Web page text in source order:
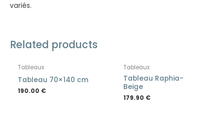
variés.
Related products
Tableaux
Tableau 70×140 cm
190.00 €
Tableaux
Tableau Raphia-
Beige
179.90 €